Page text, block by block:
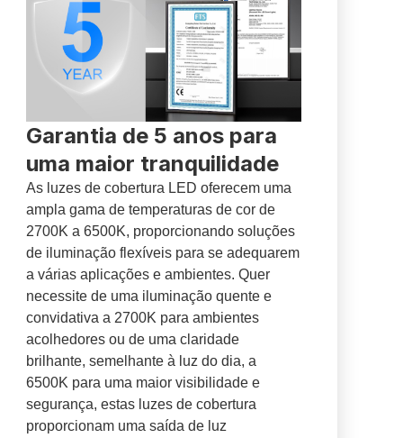
Garantia de 5 anos para
uma maior tranquilidade
As luzes de cobertura LED oferecem uma
ampla gama de temperaturas de cor de
2700K a 6500K, proporcionando soluções
de iluminação flexíveis para se adequarem
a várias aplicações e ambientes. Quer
necessite de uma iluminação quente e
convidativa a 2700K para ambientes
acolhedores ou de uma claridade
brilhante, semelhante à luz do dia, a
6500K para uma maior visibilidade e
segurança, estas luzes de cobertura
proporcionam uma saída de luz